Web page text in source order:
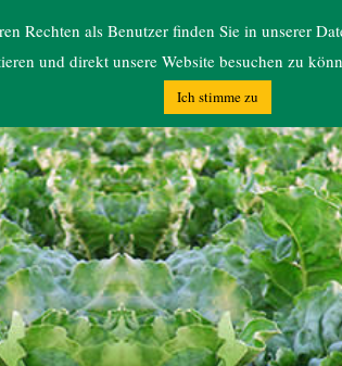
Rechten als Benutzer finden Sie in unserer
und direkt unsere Website besuchen zu
Ich stimme zu